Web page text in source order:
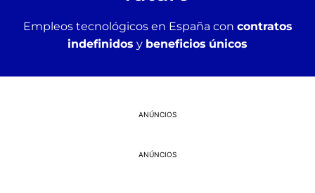
Empleos tecnológicos en España con contratos
indefinidos y beneficios únicos
ANÚNCIOS
ANÚNCIOS